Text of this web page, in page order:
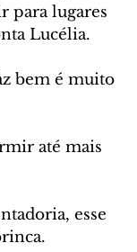
para lugares
Lucélia.
bem é muito
até mais
esse